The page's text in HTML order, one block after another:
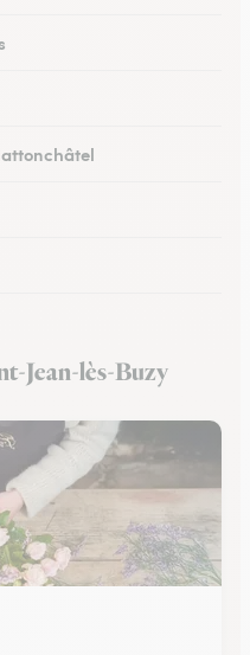
Jean-lès-Buzy